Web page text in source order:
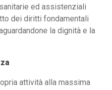
ed assistenziali
dei diritti fondamentali
la dignità e la
attività alla massima